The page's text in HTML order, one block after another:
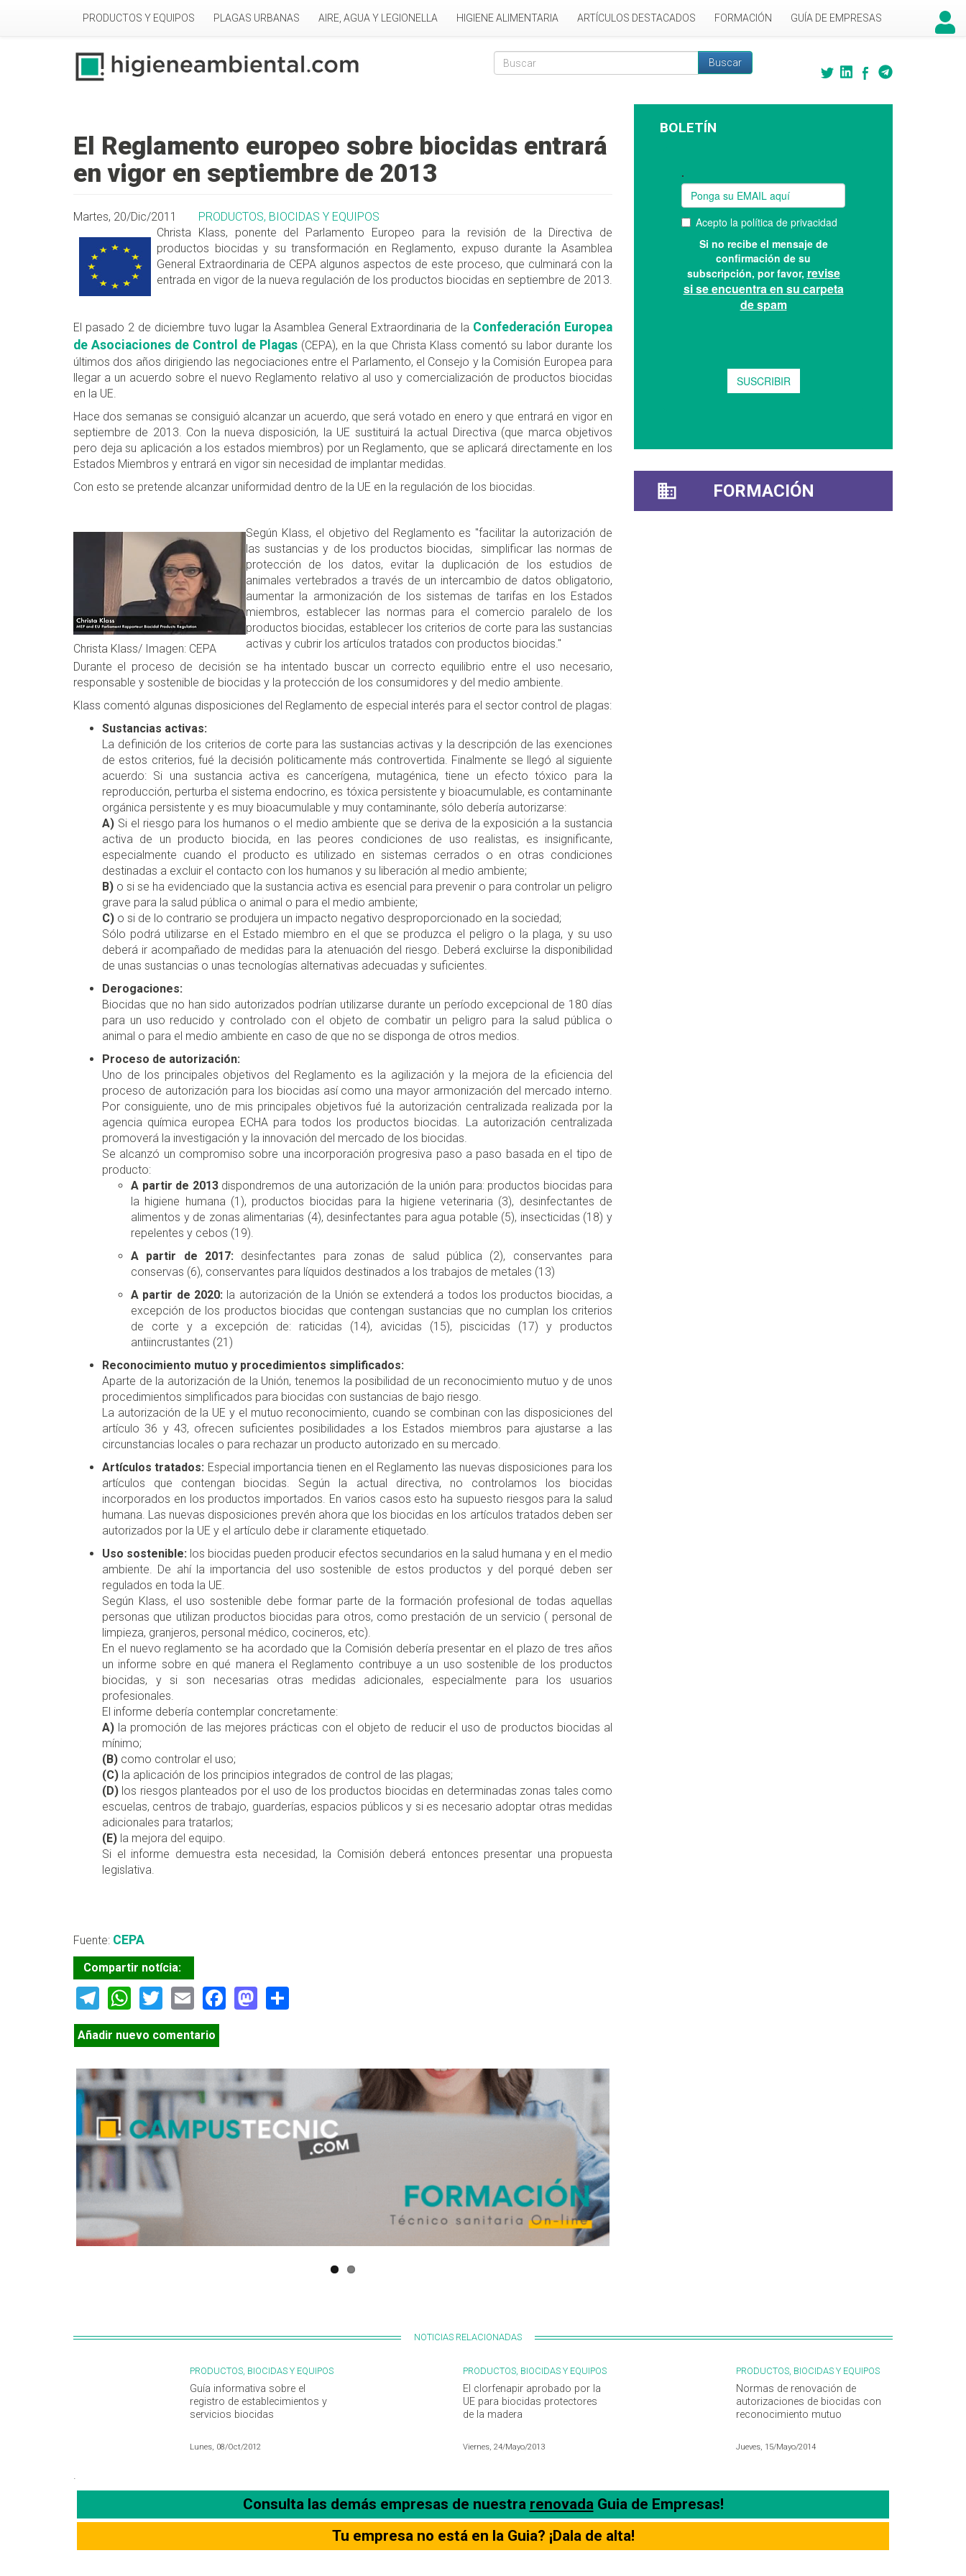
PRODUCTOS Y EQUIPOS PLAGAS URBANAS AIRE, AGUA Y LEGIONELLA HIGIENE ALIMENTARIA ARTÍCULOS DESTACADOS FORMACIÓN GUÍA DE EMPRESAS
Formulario de búsqueda
Buscar
El Reglamento europeo sobre biocidas entrará
en vigor en septiembre de 2013
Martes, 20/Dic/2011
PRODUCTOS, BIOCIDAS Y EQUIPOS
Christa Klass, ponente del Parlamento Europeo para la revisión de la Directiva de
productos biocidas y su transformación en Reglamento, expuso durante la Asamblea
General Extraordinaria de CEPA algunos aspectos de este proceso, que culminará con la
entrada en vigor de la nueva regulación de los productos biocidas en septiembre de 2013.
El pasado 2 de diciembre tuvo lugar la Asamblea General Extraordinaria de la Confederación Europea
de Asociaciones de Control de Plagas (CEPA), en la que Christa Klass comentó su labor durante los
últimos dos años dirigiendo las negociaciones entre el Parlamento, el Consejo y la Comisión Europea para
llegar a un acuerdo sobre el nuevo Reglamento relativo al uso y comercialización de productos biocidas
en la UE.
Hace dos semanas se consiguió alcanzar un acuerdo, que será votado en enero y que entrará en vigor en
septiembre de 2013. Con la nueva disposición, la UE sustituirá la actual Directiva (que marca objetivos
pero deja su aplicación a los estados miembros) por un Reglamento, que se aplicará directamente en los
Estados Miembros y entrará en vigor sin necesidad de implantar medidas.
Con esto se pretende alcanzar uniformidad dentro de la UE en la regulación de los biocidas.
Christa Klass/ Imagen: CEPA
Según Klass, el objetivo del Reglamento es "facilitar la autorización de
las sustancias y de los productos biocidas, simplificar las normas de
protección de los datos, evitar la duplicación de los estudios de
animales vertebrados a través de un intercambio de datos obligatorio,
aumentar la armonización de los sistemas de tarifas en los Estados
miembros, establecer las normas para el comercio paralelo de los
productos biocidas, establecer los criterios de corte para las sustancias
activas y cubrir los artículos tratados con productos biocidas."
Durante el proceso de decisión se ha intentado buscar un correcto equilibrio entre el uso necesario,
responsable y sostenible de biocidas y la protección de los consumidores y del medio ambiente.
Klass comentó algunas disposiciones del Reglamento de especial interés para el sector control de plagas:
Sustancias activas:
La definición de los criterios de corte para las sustancias activas y la descripción de las exenciones
de estos criterios, fué la decisión politicamente más controvertida. Finalmente se llegó al siguiente
acuerdo: Si una sustancia activa es cancerígena, mutagénica, tiene un efecto tóxico para la
reproducción, perturba el sistema endocrino, es tóxica persistente y bioacumulable, es contaminante
orgánica persistente y es muy bioacumulable y muy contaminante, sólo debería autorizarse:
A) Si el riesgo para los humanos o el medio ambiente que se deriva de la exposición a la sustancia
activa de un producto biocida, en las peores condiciones de uso realistas, es insignificante,
especialmente cuando el producto es utilizado en sistemas cerrados o en otras condiciones
destinadas a excluir el contacto con los humanos y su liberación al medio ambiente;
B) o si se ha evidenciado que la sustancia activa es esencial para prevenir o para controlar un peligro
grave para la salud pública o animal o para el medio ambiente;
C) o si de lo contrario se produjera un impacto negativo desproporcionado en la sociedad;
Sólo podrá utilizarse en el Estado miembro en el que se produzca el peligro o la plaga, y su uso
deberá ir acompañado de medidas para la atenuación del riesgo. Deberá excluirse la disponibilidad
de unas sustancias o unas tecnologías alternativas adecuadas y suficientes.
Derogaciones:
Biocidas que no han sido autorizados podrían utilizarse durante un período excepcional de 180 días
para un uso reducido y controlado con el objeto de combatir un peligro para la salud pública o
animal o para el medio ambiente en caso de que no se disponga de otros medios.
Proceso de autorización:
Uno de los principales objetivos del Reglamento es la agilización y la mejora de la eficiencia del
proceso de autorización para los biocidas así como una mayor armonización del mercado interno.
Por consiguiente, uno de mis principales objetivos fué la autorización centralizada realizada por la
agencia química europea ECHA para todos los productos biocidas. La autorización centralizada
promoverá la investigación y la innovación del mercado de los biocidas.
Se alcanzó un compromiso sobre una incorporación progresiva paso a paso basada en el tipo de
producto:
A partir de 2013dispondremos de una autorización de la unión para: productos biocidas para
la higiene humana (1), productos biocidas para la higiene veterinaria (3), desinfectantes de
alimentos y de zonas alimentarias (4), desinfectantes para agua potable (5), insecticidas (18) y
repelentes y cebos (19).
A partir de 2017: desinfectantes para zonas de salud pública (2), conservantes para
conservas (6), conservantes para líquidos destinados a los trabajos de metales (13)
A partir de 2020: la autorización de la Unión se extenderá a todos los productos biocidas, a
excepción de los productos biocidas que contengan sustancias que no cumplan los criterios
de corte y a excepción de: raticidas (14), avicidas (15), piscicidas (17) y productos
antiincrustantes (21)
Reconocimiento mutuo y procedimientos simplificados:
Aparte de la autorización de la Unión, tenemos la posibilidad de un reconocimiento mutuo y de unos
procedimientos simplificados para biocidas con sustancias de bajo riesgo.
La autorización de la UE y el mutuo reconocimiento, cuando se combinan con las disposiciones del
artículo 36 y 43, ofrecen suficientes posibilidades a los Estados miembros para ajustarse a las
circunstancias locales o para rechazar un producto autorizado en su mercado.
Artículos tratados: Especial importancia tienen en el Reglamento las nuevas disposiciones para los
artículos que contengan biocidas. Según la actual directiva, no controlamos los biocidas
incorporados en los productos importados. En varios casos esto ha supuesto riesgos para la salud
humana. Las nuevas disposiciones prevén ahora que los biocidas en los artículos tratados deben ser
autorizados por la UE y el artículo debe ir claramente etiquetado.
Uso sostenible: los biocidas pueden producir efectos secundarios en la salud humana y en el medio
ambiente. De ahí la importancia del uso sostenible de estos productos y del porqué deben ser
regulados en toda la UE.
Según Klass, el uso sostenible debe formar parte de la formación profesional de todas aquellas
personas que utilizan productos biocidas para otros, como prestación de un servicio ( personal de
limpieza, granjeros, personal médico, cocineros, etc).
En el nuevo reglamento se ha acordado que la Comisión debería presentar en el plazo de tres años
un informe sobre en qué manera el Reglamento contribuye a un uso sostenible de los productos
biocidas, y si son necesarias otras medidas adicionales, especialmente para los usuarios
profesionales.
El informe debería contemplar concretamente:
A) la promoción de las mejores prácticas con el objeto de reducir el uso de productos biocidas al
mínimo;
(B) como controlar el uso;
(C) la aplicación de los principios integrados de control de las plagas;
(D) los riesgos planteados por el uso de los productos biocidas en determinadas zonas tales como
escuelas, centros de trabajo, guarderías, espacios públicos y si es necesario adoptar otras medidas
adicionales para tratarlos;
(E) la mejora del equipo.
Si el informe demuestra esta necesidad, la Comisión deberá entonces presentar una propuesta
legislativa.
Fuente: CEPA
Compartir notícia:
Telegram
WhatsApp
TwitterEmailFacebook
Mastodon
Añadir nuevo comentario
BOLETÍN
FORMACIÓN
NOTICIAS RELACIONADAS
PRODUCTOS, BIOCIDAS Y EQUIPOS
Guía informativa sobre el
registro de establecimientos y
servicios biocidas
Lunes, 08/Oct/2012
PRODUCTOS, BIOCIDAS Y EQUIPOS
El clorfenapir aprobado por la
UE para biocidas protectores
de la madera
Viernes, 24/Mayo/2013
PRODUCTOS, BIOCIDAS Y EQUIPOS
Normas de renovación de
autorizaciones de biocidas con
reconocimiento mutuo
Jueves, 15/Mayo/2014
.
Consulta las demás empresas de nuestra renovadaGuia de Empresas!
Tu empresa no está en la Guia? ¡Dala de alta!